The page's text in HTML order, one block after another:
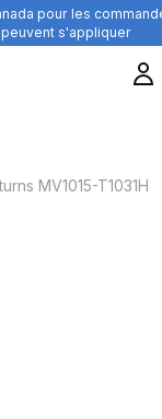
pour les
s'appliquer
MV1015-T1031H